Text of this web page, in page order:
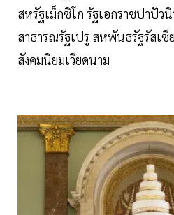
สหรัฐเม็กซิโก รัฐเอกราชปาปัว
สาธารณรัฐเปรู สหพันธรัฐรัสเซี
สังคมนิยมเวียดนาม